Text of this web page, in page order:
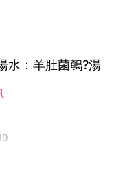
水：羊肚菌鵪?湯